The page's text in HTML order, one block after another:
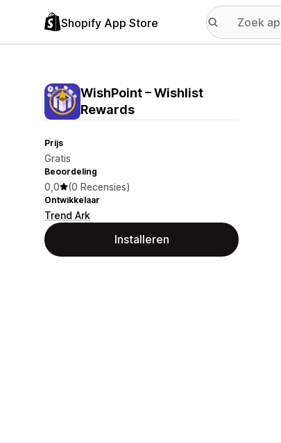
Shopify App Store
WishPoint – Wishlist
Rewards
Prijs
Gratis
Beoordeling
0,0 (0 Recensies)
Ontwikkelaar
Trend Ark
Installeren